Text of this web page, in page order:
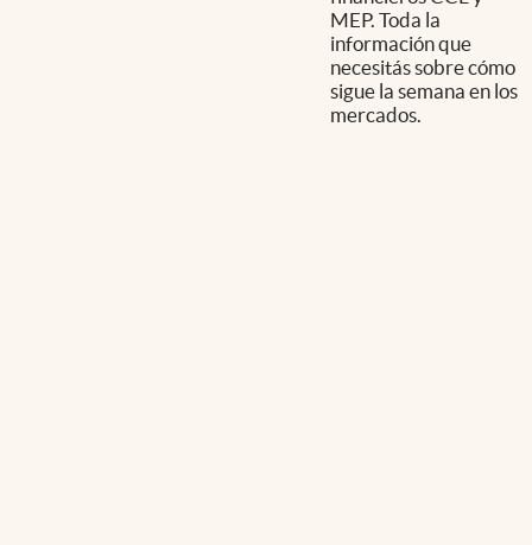
MEP. Toda la
información que
necesitás sobre cómo
sigue la semana en los
mercados.